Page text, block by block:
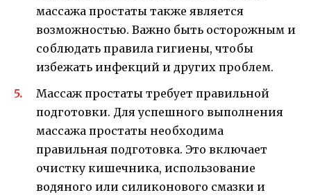
массажа простаты также является
возможностью. Важно быть осторожным и
соблюдать правила гигиены, чтобы
избежать инфекций и других проблем.
Массаж простаты требует правильной
подготовки. Для успешного выполнения
массажа простаты необходима
правильная подготовка. Это включает
очистку кишечника, использование
водяного или силиконового смазки и